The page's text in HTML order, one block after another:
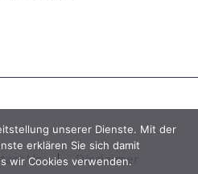
Us
Disclaimer
unserer Dienste. Mit der
erklären Sie sich damit
wir Cookies verwenden.